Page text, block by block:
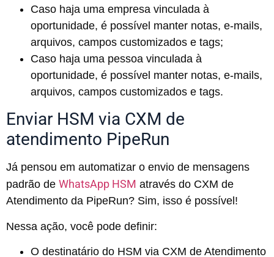
Caso haja uma empresa vinculada à
oportunidade, é possível manter notas, e-mails,
arquivos, campos customizados e tags;
Caso haja uma pessoa vinculada à
oportunidade, é possível manter notas, e-mails,
arquivos, campos customizados e tags.
Enviar HSM via CXM de
atendimento PipeRun
Já pensou em automatizar o envio de mensagens
padrão de WhatsApp HSM através do CXM de
Atendimento da PipeRun? Sim, isso é possível!
Nessa ação, você pode definir:
O destinatário do HSM via CXM de Atendimento